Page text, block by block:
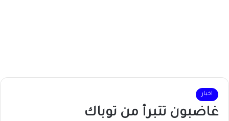
اخبار
غاضبون تتبرأ من توباك